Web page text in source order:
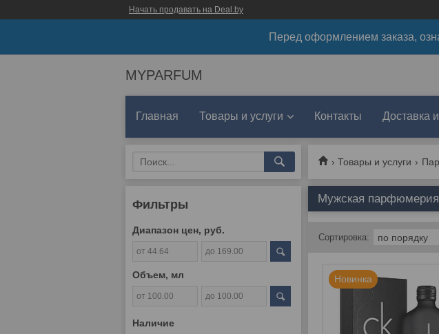
Начать продавать на Deal.by
Перед оформлением заказа,
MYPARFUM
Главная Товары и услуги Контакты Доставка
Товары и услуги
Мужская парфюмерия
Новинка
Фильтры
Диапазон цен, руб.
Объем, мл
Наличие